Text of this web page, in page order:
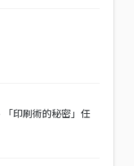
印刷術的秘密」任